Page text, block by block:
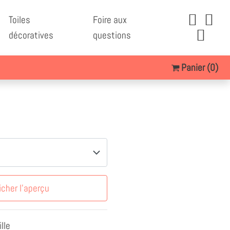
Toiles
décoratives
Foire aux
questions
Panier(0)
l'aperçu